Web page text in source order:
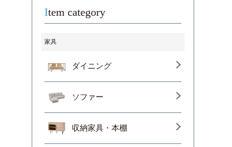
Item category
家具
ダイニング
ソファー
収納家具・本棚